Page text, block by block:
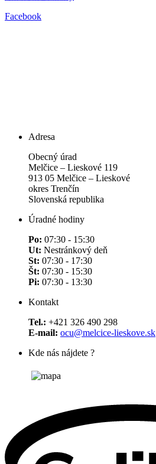
Facebook
Adresa
Obecný úrad
Melčice – Lieskové 119
913 05 Melčice – Lieskové
okres Trenčín
Slovenská republika
Úradné hodiny
Po: 07:30 - 15:30
Ut: Nestránkový deň
St: 07:30 - 17:30
Št: 07:30 - 15:30
Pi: 07:30 - 13:30
Kontakt
Tel.: +421 326 490 298
E-mail: ocu@melcice-lieskove.sk
Kde nás nájdete ?